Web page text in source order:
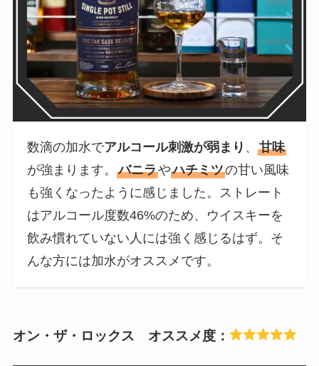
数滴の加水でアルコール刺激が弱まり 、甘味
が強まります。バニラやハチミツの甘い風味
も強くなったように感じました。ストレート
はアルコール度数46%のため、ウイスキーを
飲み慣れていない人には強く感じるはず。そ
んな方には加水がオススメです。
オン・ザ・ロックス オススメ度：